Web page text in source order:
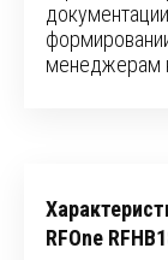
менеджерам
RFOne